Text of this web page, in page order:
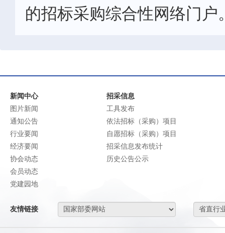
的招标采购综合性网络门户
新闻中心
图片新闻
通知公告
行业要闻
经济要闻
协会动态
会员动态
党建园地
招采信息
工具发布
依法招标（采购）项目
自愿招标（采购）项目
招采信息发布统计
历史公告公示
友情链接